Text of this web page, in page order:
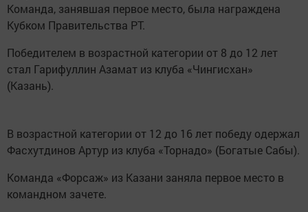
Команда, занявшая первое место, была награждена
Кубком Правительства РТ.
Победителем в возрастной категории от 8 до 12 лет
стал Гарифуллин Азамат из клуба «Чингисхан»
(Казань).
В возрастной категории от 12 до 16 лет победу одержал
Фасхутдинов Артур из клуба «Торнадо» (Богатые Сабы).
Команда «Форсаж» из Казани заняла первое место в
командном зачете.